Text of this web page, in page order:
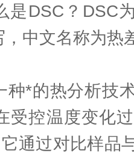
？DSC为
中文名称为热
*的热分析技术
受控温度变化
通过对比样品